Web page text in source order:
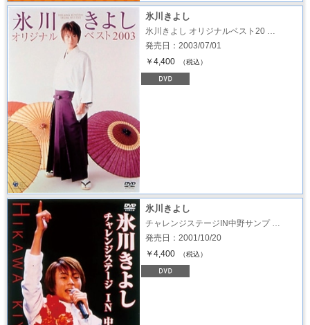
氷川きよし
氷川きよし オリジナルベスト20 …
発売日：2003/07/01
￥4,400
（税込）
氷川きよし
チャレンジステージIN中野サンプ …
発売日：2001/10/20
￥4,400
（税込）